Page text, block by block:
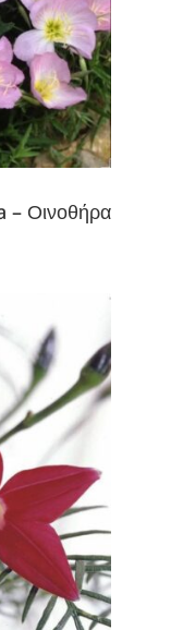
Οινοθήρα